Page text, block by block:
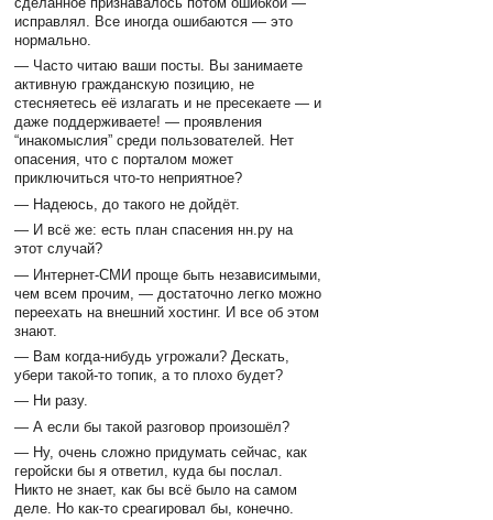
исправлял. Все иногда ошибаются — это
нормально.
— Часто читаю ваши посты. Вы занимаете
активную гражданскую позицию, не
стесняетесь её излагать и не пресекаете — и
даже поддерживаете! — проявления
“инакомыслия” среди пользователей. Нет
опасения, что с порталом может
приключиться что-то неприятное?
— Надеюсь, до такого не дойдёт.
— И всё же: есть план спасения нн.ру на
этот случай?
— Интернет-СМИ проще быть независимыми,
чем всем прочим, — достаточно легко можно
переехать на внешний хостинг. И все об этом
знают.
— Вам когда-нибудь угрожали? Дескать,
убери такой-то топик, а то плохо будет?
— Ни разу.
— А если бы такой разговор произошёл?
— Ну, очень сложно придумать сейчас, как
геройски бы я ответил, куда бы послал.
Никто не знает, как бы всё было на самом
деле. Но как-то среагировал бы, конечно.